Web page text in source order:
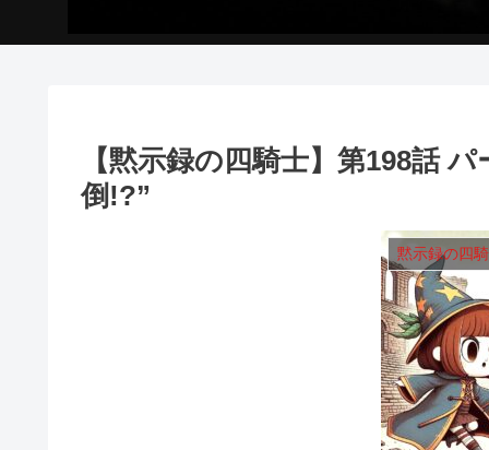
【黙示録の四騎士】第198話
倒!?”
黙示録の四